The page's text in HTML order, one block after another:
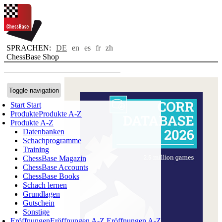
SPRACHEN: DE en es fr zh
ChessBase Shop
Toggle navigation
Start Start
ProdukteProdukte A-Z
Produkte A-Z
Datenbanken
Schachprogramme
Training
ChessBase Magazin
ChessBase Accounts
ChessBase Books
Schach lernen
Grundlagen
Gutschein
Sonstige
GM
Wesley
So:
"Während
eines
Großteils
meiner
Karriere